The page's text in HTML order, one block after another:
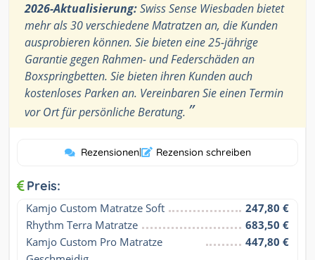
2026-Aktualisierung:Swiss Sense Wiesbaden bietet
mehr als 30 verschiedene Matratzen an, die Kunden
ausprobieren können. Sie bieten eine 25-jährige
Garantie gegen Rahmen- und Federschäden an
Boxspringbetten. Sie bieten ihren Kunden auch
kostenloses Parken an. Vereinbaren Sie einen Termin
vor Ort für persönliche Beratung. ”
Rezensionen| Rezension schreiben
Preis:
Kamjo Custom Matratze Soft
247,80 €
Rhythm Terra Matratze
683,50 €
Kamjo Custom Pro Matratze
447,80 €